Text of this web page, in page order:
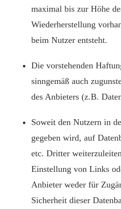
maximal bis zur Höhe
Wiederherstellung
beim Nutzer entsteht.
Die vorstehenden
sinngemäß auch
des Anbieters (z.B.
Soweit den Nutzern in
gegeben wird, auf
etc. Dritter
Einstellung von Links
Anbieter weder für
Sicherheit dieser